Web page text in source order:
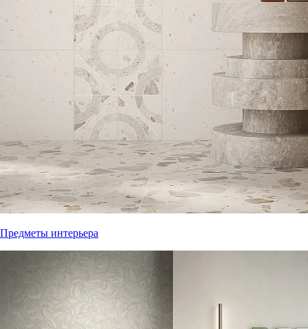
Предметы интерьера